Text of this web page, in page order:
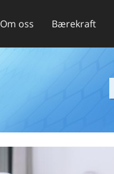
Om oss Bærekraft